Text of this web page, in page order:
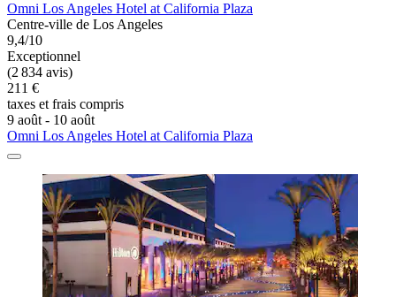
Omni Los Angeles Hotel at California Plaza
Centre-ville de Los Angeles
9,4/10
Exceptionnel
(2 834 avis)
211 €
taxes et frais compris
9 août - 10 août
Omni Los Angeles Hotel at California Plaza